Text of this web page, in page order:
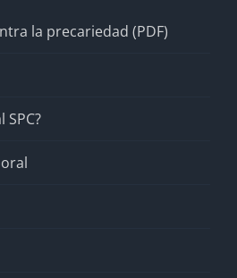
la precariedad (PDF)